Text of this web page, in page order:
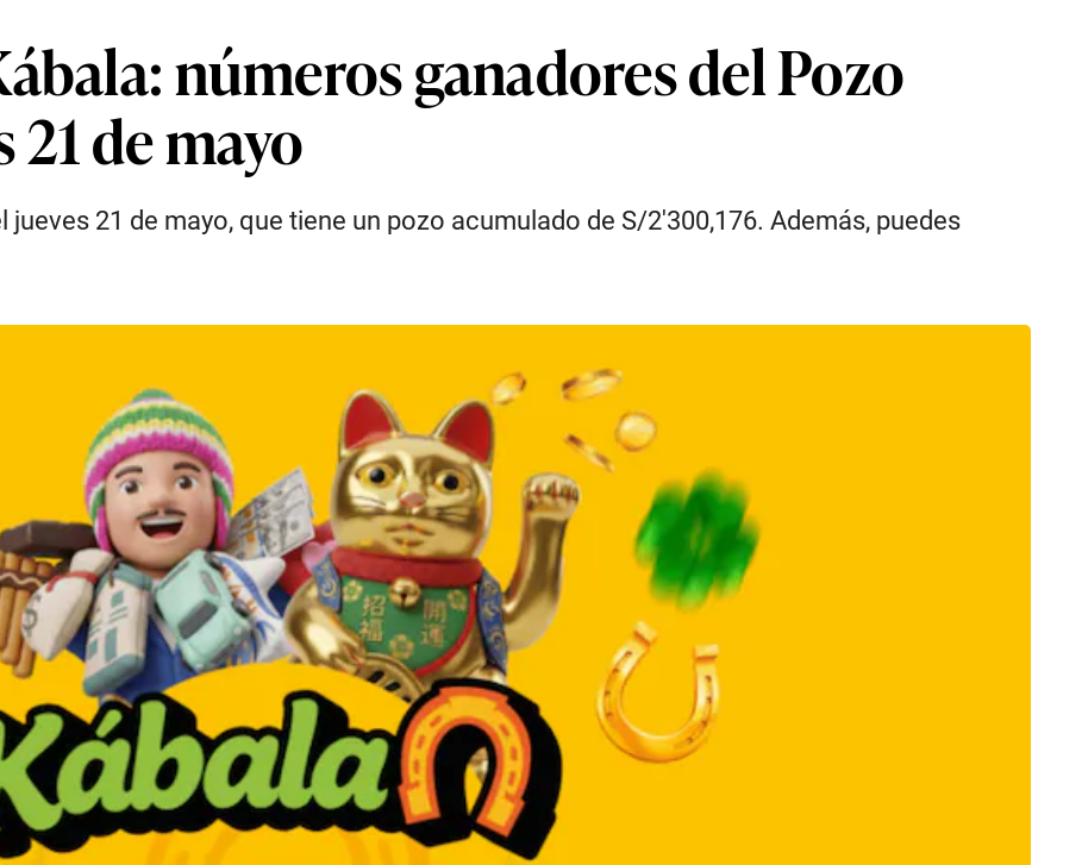
números ganadores del Pozo
de mayo
21 de mayo, que tiene un pozo acumulado de S/2′300,176. Además, puedes